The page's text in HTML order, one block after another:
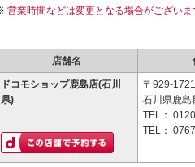
営業時間などは変更となる場合がござい
店舗名
ドコモショップ鹿島店(石川
県)
〒929-1721
石川県鹿島
TEL：
TEL：